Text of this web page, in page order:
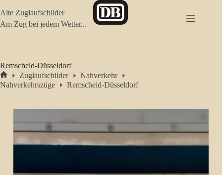
Inhalt
springen
Alte Zuglaufschilder
Am Zug bei jedem Wetter...
Remscheid-Düsseldorf
Start
Zuglaufschilder
Nahverkehr
Nahverkehrszüge
Remscheid-Düsseldorf